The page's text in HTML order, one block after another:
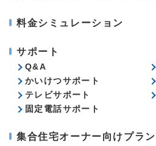
料金シミュレーション
サポート
Q&A
かいけつサポート
テレビサポート
固定電話サポート
集合住宅オーナー向けプラン